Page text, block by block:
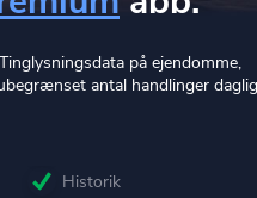
på ejendomme,
antal handlinger
Historik